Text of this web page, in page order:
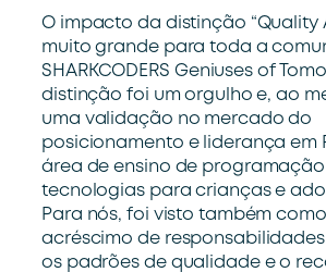
O impacto da distinção “Quality
muito grande para toda a
SHARKCODERS Geniuses of
distinção foi um orgulho e, ao
uma validação no mercado do
posicionamento e liderança em
área de ensino de
tecnologias para crianças e
Para nós, foi visto também
acréscimo de
os padrões de qualidade e o